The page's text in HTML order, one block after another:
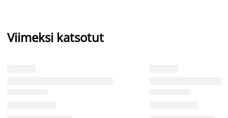
Viimeksi katsotut